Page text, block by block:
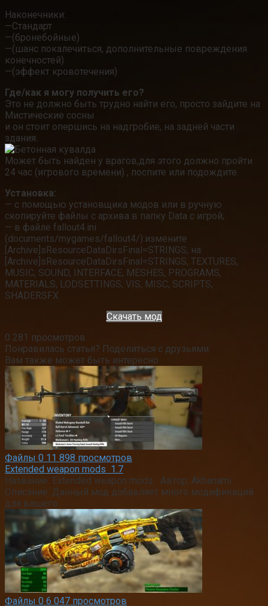
Наконечники:
—Стандарт
—(бронебойные)
—(шанс покалечиться, дополнительные повреждения
конечностей)
—(эффект кровотечения)
Где/как я могу получить его?
Это не должно быть трудно найти его, просто зайдите на
Мистические сосны
и он стоит опершись на надгробие, на задней части
здания.
Может быть найден у врагов,для этого должно пройти
24 час (игрового времени) , поспите или подождите.
Установка:
— с помощью установщика модов или в ручную
скопируйте файлы с архива в папку Data с игрой;
— в файле fallout4.ini
(documents/mygames/fallout4/):измените
[Archive]sResourceDataDirsFinal=STRINGS, на:
[Archive]sResourceDataDirsFinal=STRINGS, TEXTURES,
MUSIC, SOUND, INTERFACE, MESHES, PROGRAMS,
MATERIALS, LODSETTINGS, VIS, MISC, SCRIPTS,
SHADERSFX
Скачать мод
0 281 просмотров
Понравилась статья? Поделиться с друзьями:
Вам также может быть интересно
Файлы 0 11 898 просмотров
Extended weapon mods 1.7
Название: Extended weapon mods Автор: Akhanami
Описание: Данный мод добавляет много модификаций
для вашего
Файлы 0 6 047 просмотров